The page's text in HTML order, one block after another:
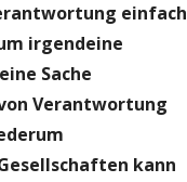
einfach
irgendeine
Sache
Verantwortung
kann